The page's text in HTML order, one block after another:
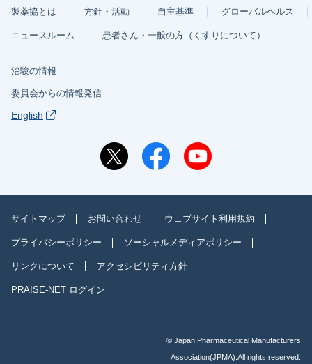
製薬協とは 方針・活動 自主基準 グローバルヘルス
ニュースルーム 患者さん・一般の方（くすりについて）
治験の情報
委員会からの情報発信
English
サイトマップ お問い合わせ ウェブサイト利用規約
プライバシーポリシー ソーシャルメディアポリシー
リンクについて アクセシビリティ方針
PRAISE-NET ログイン
© Japan Pharmaceutical Manufacturers
Association(JPMA).All rights reserved.